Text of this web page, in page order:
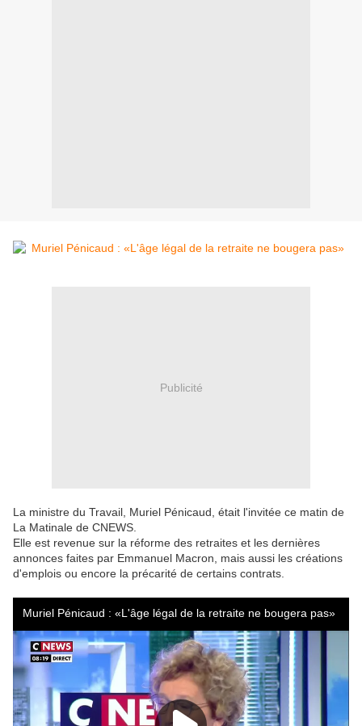
Publicité
La ministre du Travail, Muriel Pénicaud, était l'invitée ce matin de
La Matinale de CNEWS.
Elle est revenue sur la réforme des retraites et les dernières
annonces faites par Emmanuel Macron, mais aussi les créations
d'emplois ou encore la précarité de certains contrats.